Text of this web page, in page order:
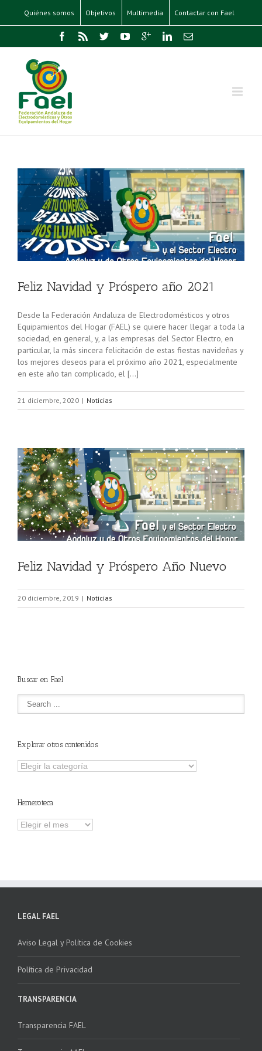
Quiénes somos Objetivos Multimedia Contactar con Fael
Feliz Navidad y Próspero año 2021
Desde la Federación Andaluza de Electrodomésticos y otros
Equipamientos del Hogar (FAEL) se quiere hacer llegar a toda la
sociedad, en general, y, a las empresas del Sector Electro, en
particular, la más sincera felicitación de estas fiestas navideñas y
los mejores deseos para el próximo año 2021, especialmente
en este año tan complicado, el […]
21 diciembre, 2020 | Noticias
Feliz Navidad y Próspero Año Nuevo
20 diciembre, 2019 | Noticias
Buscar en Fael
Explorar otros contenidos
Explorar
Hemeroteca
Hemeroteca
LEGAL FAEL
Aviso Legal y Política de Cookies
Política de Privacidad
TRANSPARENCIA
Transparencia FAEL